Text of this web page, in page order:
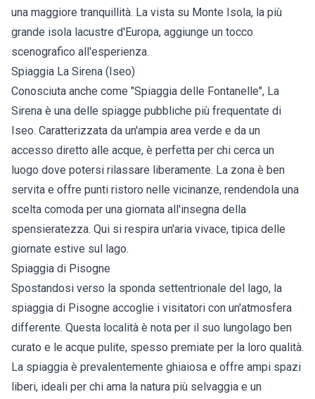
una maggiore tranquillità. La vista su Monte Isola, la più
grande isola lacustre d'Europa, aggiunge un tocco
scenografico all'esperienza.
Spiaggia La Sirena (Iseo)
Conosciuta anche come "Spiaggia delle Fontanelle", La
Sirena è una delle spiagge pubbliche più frequentate di
Iseo. Caratterizzata da un'ampia area verde e da un
accesso diretto alle acque, è perfetta per chi cerca un
luogo dove potersi rilassare liberamente. La zona è ben
servita e offre punti ristoro nelle vicinanze, rendendola una
scelta comoda per una giornata all'insegna della
spensieratezza. Qui si respira un'aria vivace, tipica delle
giornate estive sul lago.
Spiaggia di Pisogne
Spostandosi verso la sponda settentrionale del lago, la
spiaggia di Pisogne accoglie i visitatori con un'atmosfera
differente. Questa località è nota per il suo lungolago ben
curato e le acque pulite, spesso premiate per la loro qualità.
La spiaggia è prevalentemente ghiaiosa e offre ampi spazi
liberi, ideali per chi ama la natura più selvaggia e un